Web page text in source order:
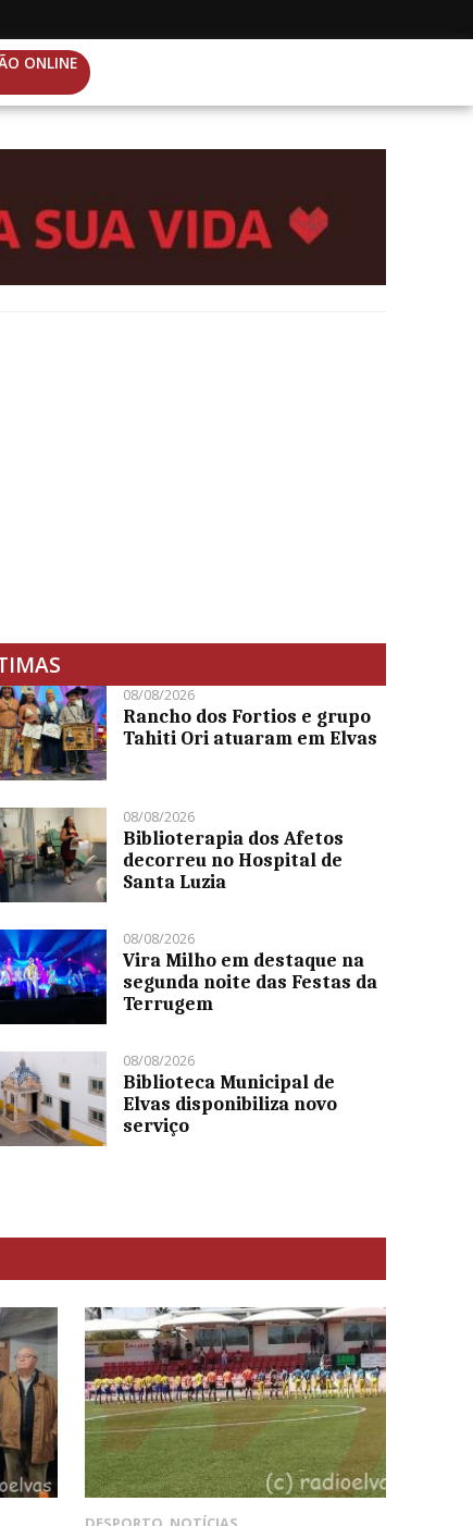
ONLINE
08/08/2026
Rancho dos Fortios e grupo
Tahiti Ori atuaram em Elvas
08/08/2026
Biblioterapia dos Afetos
decorreu no Hospital de
Santa Luzia
08/08/2026
Vira Milho em destaque na
segunda noite das Festas da
Terrugem
08/08/2026
Biblioteca Municipal de
Elvas disponibiliza novo
serviço